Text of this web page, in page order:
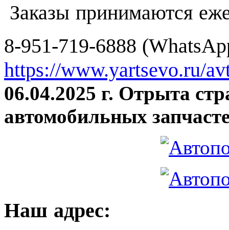
Заказы принимаются
8-951-719-6888
https://www.yartsevo.ru/
06.04.2025 г. Отрыта
автомобильных
Наш адрес: